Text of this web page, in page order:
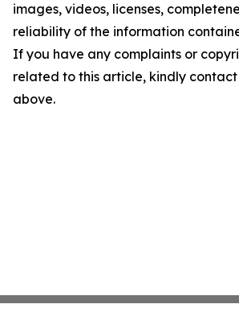
images, videos, licenses,
reliability of the information
If you have any complaints or
related to this article, kindly
above.